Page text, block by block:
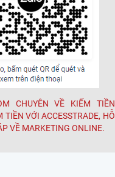
CHUYÊN VỀ KIẾM TIỀN
TIỀN VỚI ACCESSTRADE, HỖ
VỀ MARKETING ONLINE.